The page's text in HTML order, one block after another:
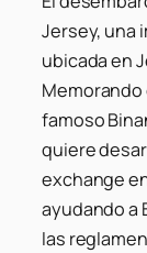
Jersey, una
ubicada en
famoso
quiere
exchange
ayudando a
las